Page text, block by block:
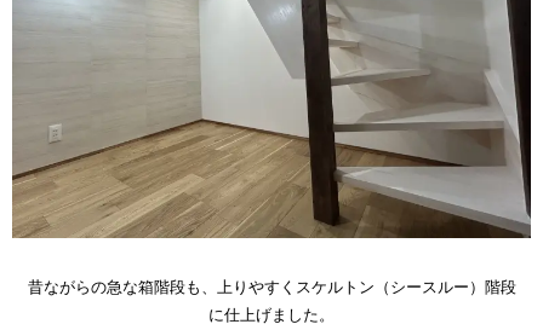
昔ながらの急な箱階段も、上りやすくスケルトン（シースルー）階段
に仕上げました。